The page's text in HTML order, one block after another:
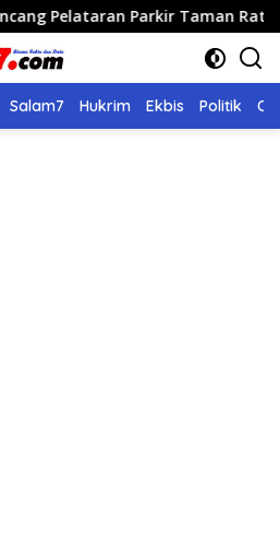
Parkir Taman Ratu Safiatuddin
Salam7 Hukrim Ekbis Politik